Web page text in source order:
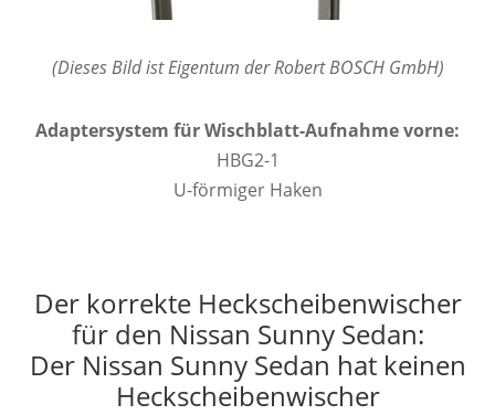
(Dieses Bild ist Eigentum der Robert BOSCH GmbH)
Adaptersystem für Wischblatt-Aufnahme vorne:
HBG2-1
U-förmiger Haken
Der korrekte Heckscheibenwischer
für den Nissan Sunny Sedan:
Der Nissan Sunny Sedan hat keinen
Heckscheibenwischer